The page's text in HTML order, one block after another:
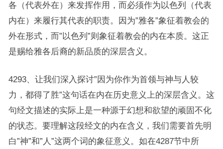
各（代表外在）来发挥作用，而必须作为以色列（代表
内在）来履行其代表的职责。因为”雅各”象征着教会的
外在形式，而”以色列”则象征着教会的内在本质。这正
是赐给雅各后裔的新品质的深层含义。
4293、让我们深入探讨”因为你作为首领与神与人较
力，都得了胜”这句话在内在历史意义上的深层含义。这
句经文描述的实际上是一种源于幻想和欲望的顽固不化
的状态。要理解这段经文的内在含义，我们需要首先明
白”神”和”人”这两个词的象征意义。如在4287节中所